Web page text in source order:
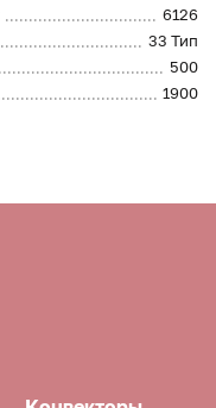
6126
33 Тип
500
1900